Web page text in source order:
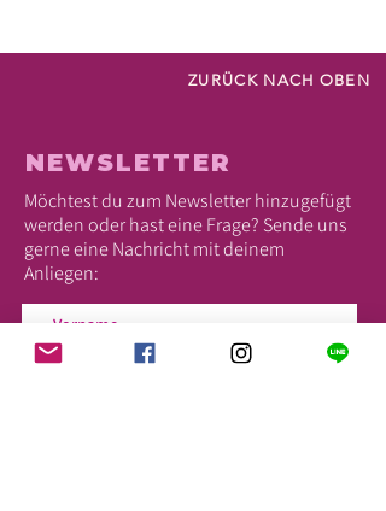
ZURÜCK NACH OBEN
NEWSLETTER
Möchtest du zum Newsletter hinzugefügt
werden oder hast eine Frage? Sende uns
gerne eine Nachricht mit deinem
Anliegen: